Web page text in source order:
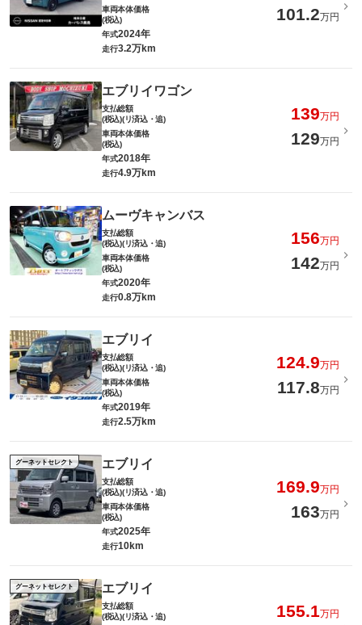
車両本体価格
(税込)
101.2万円
年式2024年
走行3.2万km
エブリイワゴン
支払総額
(税込)(リ済込・追)
139万円
車両本体価格
(税込)
129万円
年式2018年
走行4.9万km
ムーヴキャンバス
支払総額
(税込)(リ済込・追)
156万円
車両本体価格
(税込)
142万円
年式2020年
走行0.8万km
エブリイ
支払総額
(税込)(リ済込・追)
124.9万円
車両本体価格
(税込)
117.8万円
年式2019年
走行2.5万km
グーネットセレクト エブリイ
支払総額
(税込)(リ済込・追)
169.9万円
車両本体価格
(税込)
163万円
年式2025年
走行10km
グーネットセレクト エブリイ
支払総額
(税込)(リ済込・追)
155.1万円